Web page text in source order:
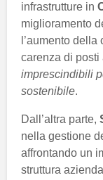
infrastrutture in
miglioramento
l’aumento
carenza di posti
imprescindibili
sostenibile.
Dall’altra parte,
nella gestione
affrontando un
struttura